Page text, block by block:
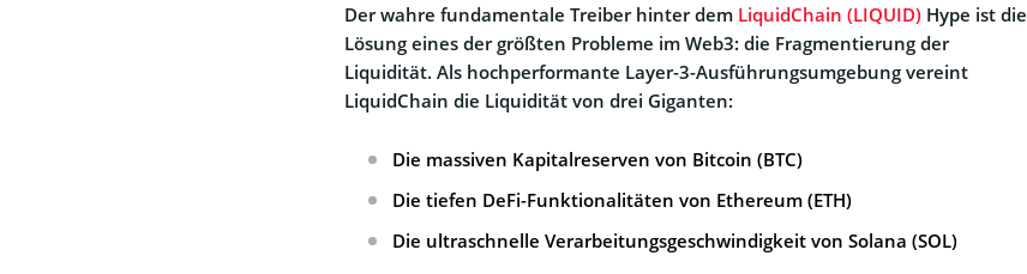
Der wahre fundamentale Treiber hinter dem LiquidChain (LIQUID) Hype ist die
Lösung eines der größten Probleme im Web3: die Fragmentierung der
Liquidität. Als hochperformante Layer-3-Ausführungsumgebung vereint
LiquidChain die Liquidität von drei Giganten:
Die massiven Kapitalreserven von Bitcoin (BTC)
Die tiefen DeFi-Funktionalitäten von Ethereum (ETH)
Die ultraschnelle Verarbeitungsgeschwindigkeit von Solana (SOL)